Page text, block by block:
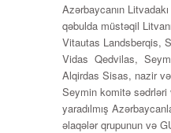
Azərbaycanın
qəbulda müstəqil
Vitautas Landsberqis,
Vidas Qedvilas,
Alqirdas Sisas, nazir
Seymin komitə sədrləri
yaradılmış
əlaqələr qrupunun və